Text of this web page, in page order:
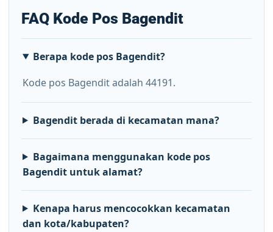
FAQ Kode Pos Bagendit
Berapa kode pos Bagendit?
Kode pos Bagendit adalah 44191.
Bagendit berada di kecamatan mana?
Bagaimana menggunakan kode pos
Bagendit untuk alamat?
Kenapa harus mencocokkan kecamatan
dan kota/kabupaten?